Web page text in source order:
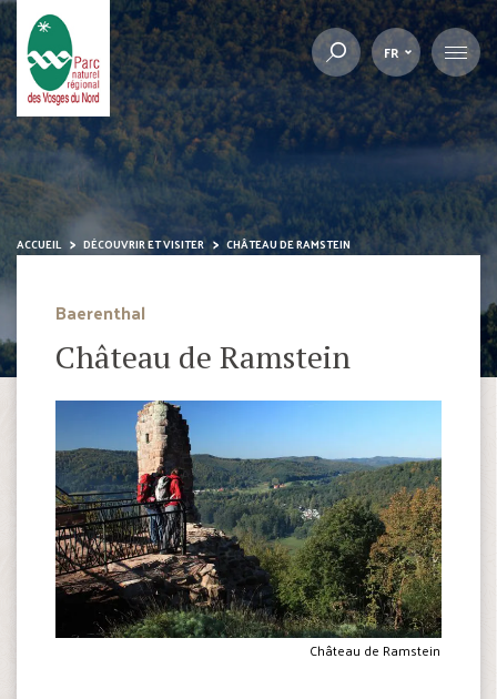
FR
ACCUEIL DÉCOUVRIR ET VISITER CHÂTEAU DE RAMSTEIN
Baerenthal
Château de Ramstein
Château de Ramstein